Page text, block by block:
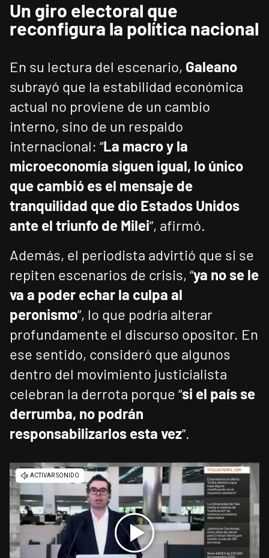
Un giro electoral que
reconfigura la política nacional
En su lectura del escenario, Galeano
subrayó que la estabilidad económica
actual no proviene de un cambio
interno, sino de un respaldo
internacional: “La macro y la
microeconomía siguen igual, lo único
que cambió es el mensaje de
tranquilidad que dio Estados Unidos
ante el triunfo de Milei”, afirmó.
Además, el periodista advirtió que si se
repiten escenarios de crisis, “ya no se le
va a poder echar la culpa al
peronismo”, lo que podría alterar
profundamente el discurso opositor. En
ese sentido, consideró que algunos
dentro del movimiento justicialista
celebran la derrota porque “si el país se
derrumba, no podrán
responsabilizarlos esta vez”.